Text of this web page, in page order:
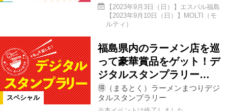
喜多方市 会津坂下町
会津美里町 新地町 相馬市
南相馬市 飯舘村 いわき市
【2023年9月3日（日）】エスパル福島
【2023年9月10日（日）】MOLTI（モ
ルティ）
スペシャル
福島県内のラーメン店を巡
って豪華賞品をゲット！デ
ジタルスタンプラリー…
🉐（まるとく）ラーメンまつりデジ
タルスタンプラリー